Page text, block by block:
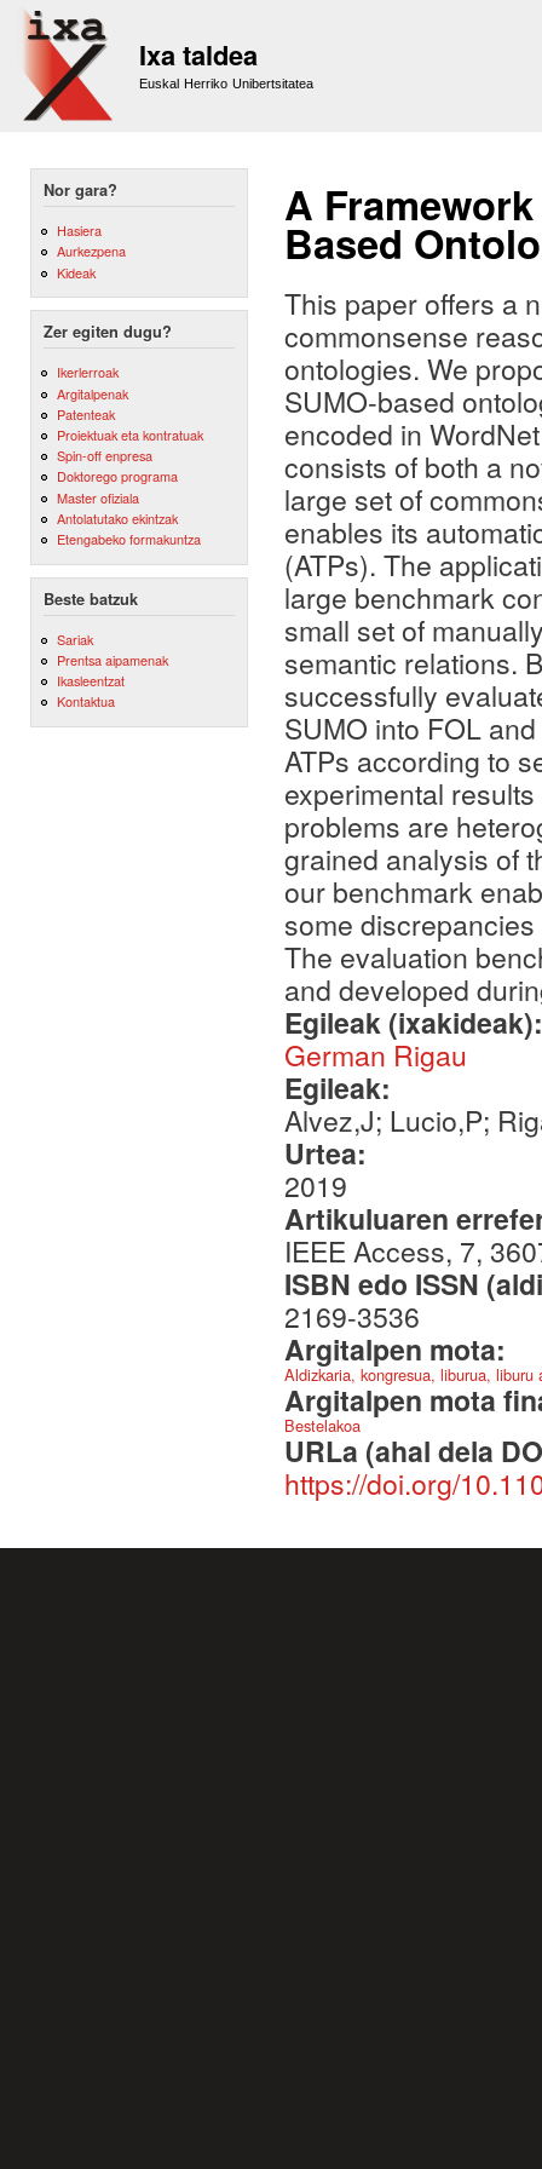
Ixa taldea
Euskal Herriko Unibertsitatea
Nor gara?
Hasiera
Aurkezpena
Kideak
Zer egiten dugu?
Ikerlerroak
Argitalpenak
Patenteak
Proiektuak eta kontratuak
Spin-off enpresa
Doktorego programa
Master ofiziala
Antolatutako ekintzak
Etengabeko formakuntza
Beste batzuk
Sariak
Prentsa aipamenak
Ikasleentzat
Kontaktua
A
Based
This paper offers a
commonsense
ontologies. We
SUMO-based
encoded in
consists of both a
large set of
enables its
(ATPs). The
large benchmark
small set of
semantic relations.
successfully
SUMO into FOL
ATPs according to
experimental
problems are
grained analysis of
our benchmark
some
The evaluation
and developed
Egileak
German Rigau
Egileak:
Alvez,J; Lucio,P;
Urtea:
2019
Artikuluaren
IEEE Access, 7,
ISBN edo ISSN
2169-3536
Argitalpen mota:
Aldizkaria, kongresua, liburua,
Argitalpen mota
Bestelakoa
URLa (ahal dela
https://doi.org/